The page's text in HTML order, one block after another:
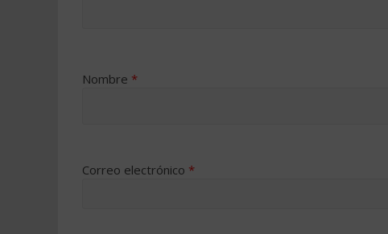
Nombre *
Correo electrónico *